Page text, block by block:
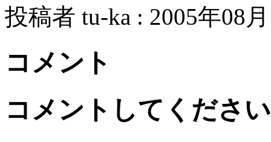
投稿者 tu-ka : 2005年08
コメント
コメントしてください